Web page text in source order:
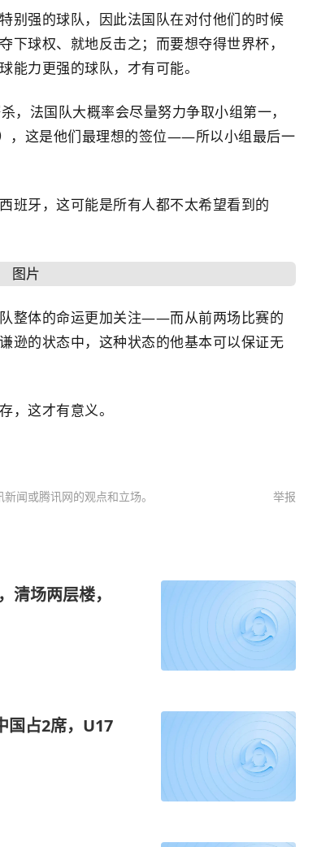
别强的球队，因此法国队在对付他们的时候
球权、就地反击之；而要想夺得世界杯，
能力更强的球队，才有可能。
，法国队大概率会尽量努力争取小组第一，
，这是他们最理想的签位——所以小组最后一
班牙，这可能是所有人都不太希望看到的
整体的命运更加关注——而从前两场比赛的
逊的状态中，这种状态的他基本可以保证无
，这才有意义。
闻或腾讯网的观点和立场。 举报
清场两层楼，
国占2席，U17